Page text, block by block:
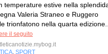
temperature estive nella
Valeria Straneo e Ruggero
trionfatono nella quarta
il seguito
SPORT